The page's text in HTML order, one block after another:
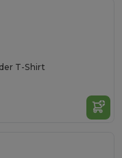
T-Shirt